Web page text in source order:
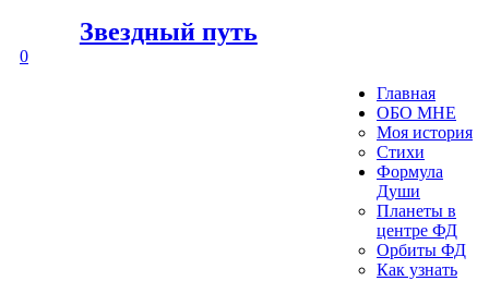
Звездный путь
0
Главная
ОБО МНЕ
Моя история
Стихи
Формула
Души
Планеты в
центре ФД
Орбиты ФД
Как узнать